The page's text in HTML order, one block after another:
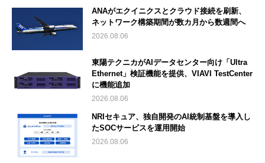
ANAがエクイニクスとクラウド接続を刷新、
ネットワーク構築期間が数カ月から数週間へ
2026.08.06
東陽テクニカがAIデータセンター向け「Ultra
Ethernet」検証機能を提供、VIAVI TestCenter
に機能追加
2026.08.06
NRIセキュア、独自開発のAI統制基盤を導入し
たSOCサービスを運用開始
2026.08.06